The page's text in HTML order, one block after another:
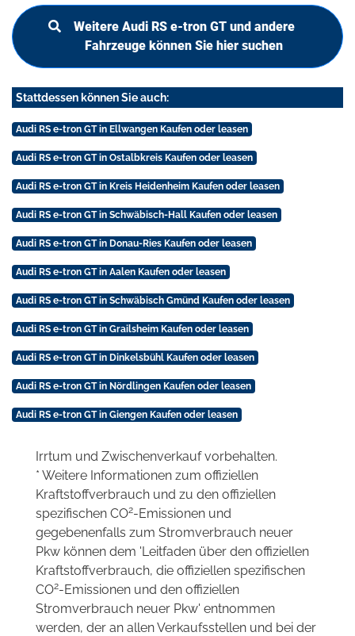
Weitere Audi RS e-tron GT und andere
Fahrzeuge können Sie hier suchen
Stattdessen können Sie auch:
Audi RS e-tron GT in Ellwangen Kaufen oder leasen
Audi RS e-tron GT in Ostalbkreis Kaufen oder leasen
Audi RS e-tron GT in Kreis Heidenheim Kaufen oder leasen
Audi RS e-tron GT in Schwäbisch-Hall Kaufen oder leasen
Audi RS e-tron GT in Donau-Ries Kaufen oder leasen
Audi RS e-tron GT in Aalen Kaufen oder leasen
Audi RS e-tron GT in Schwäbisch Gmünd Kaufen oder leasen
Audi RS e-tron GT in Grailsheim Kaufen oder leasen
Audi RS e-tron GT in Dinkelsbühl Kaufen oder leasen
Audi RS e-tron GT in Nördlingen Kaufen oder leasen
Audi RS e-tron GT in Giengen Kaufen oder leasen
Irrtum und Zwischenverkauf vorbehalten.
* Weitere Informationen zum offiziellen
Kraftstoffverbrauch und zu den offiziellen
spezifischen CO2-Emissionen und
gegebenenfalls zum Stromverbrauch neuer
Pkw können dem 'Leitfaden über den offiziellen
Kraftstoffverbrauch, die offiziellen spezifischen
CO2-Emissionen und den offiziellen
Stromverbrauch neuer Pkw' entnommen
werden, der an allen Verkaufsstellen und bei der